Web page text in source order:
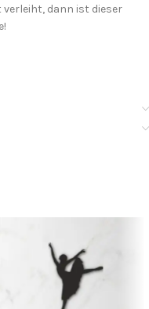
dann ist dieser